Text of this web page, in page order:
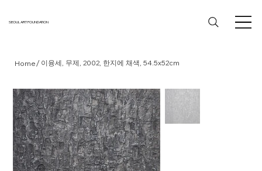
SEOUL ART FOUNDATION
Home/ 이융세, 무제, 2002, 한지에 채색, 54.5x52cm